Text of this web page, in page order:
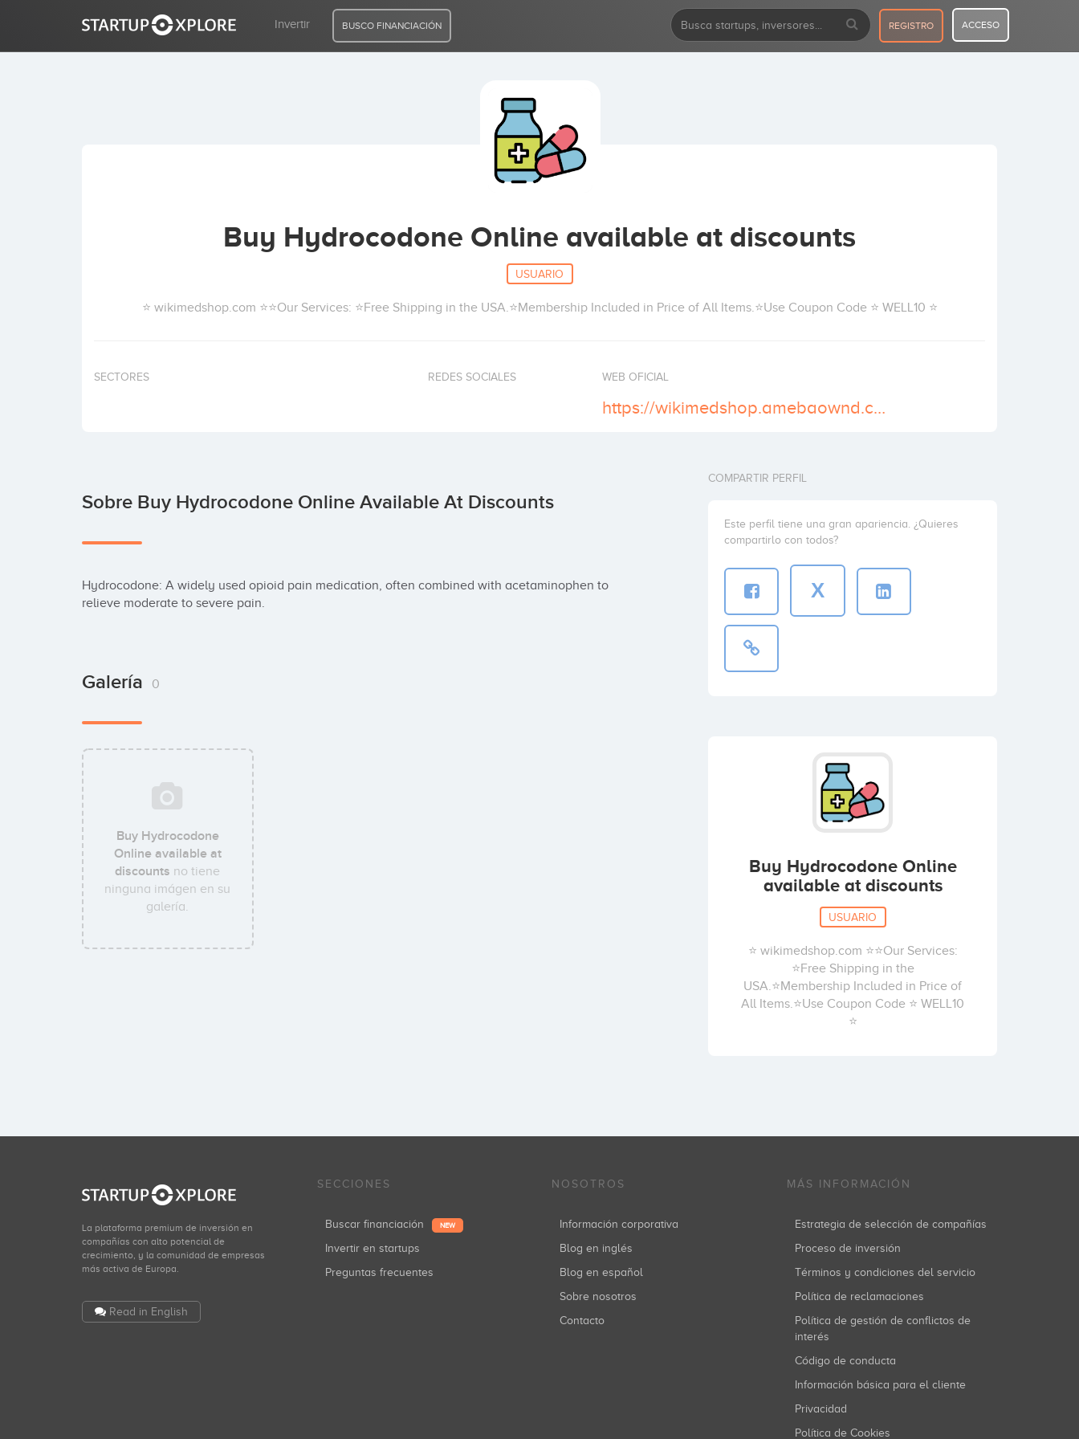
Invertir BUSCO FINANCIACIÓN REGISTRO ACCESO
Buy Hydrocodone Online available at discounts
USUARIO
⭐ wikimedshop.com ⭐⭐Our Services: ⭐Free Shipping in the USA.⭐Membership Included in Price of All Items.⭐Use Coupon Code ⭐ WELL10 ⭐
SECTORES REDES SOCIALES WEB OFICIAL
https://wikimedshop.amebaownd.com/
Sobre Buy Hydrocodone Online Available At Discounts
Hydrocodone: A widely used opioid pain medication, often combined with acetaminophen to
relieve moderate to severe pain.
Galería 0
Buy Hydrocodone
Online available at
discounts no tiene
ninguna imágen en su
galería.
COMPARTIR PERFIL
Este perfil tiene una gran apariencia. ¿Quieres
compartirlo con todos?
X
Buy Hydrocodone Online
available at discounts
USUARIO
⭐ wikimedshop.com ⭐⭐Our Services:
⭐Free Shipping in the
USA.⭐Membership Included in Price of
All Items.⭐Use Coupon Code ⭐ WELL10
⭐
La plataforma premium de inversión en
compañías con alto potencial de
crecimiento, y la comunidad de empresas
más activa de Europa.
Read in English
SECCIONES
Buscar financiación NEW
Invertir en startups
Preguntas frecuentes
NOSOTROS
Información corporativa
Blog en inglés
Blog en español
Sobre nosotros
Contacto
MÁS INFORMACIÓN
Estrategia de selección de compañías
Proceso de inversión
Términos y condiciones del servicio
Política de reclamaciones
Política de gestión de conflictos de
interés
Código de conducta
Información básica para el cliente
Privacidad
Política de Cookies